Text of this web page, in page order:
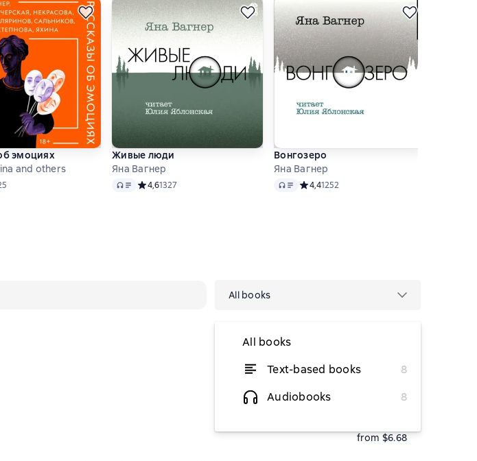
эмоциях
and others
рейтинг 4,6 на основе 25 оценок
Живые люди
Яна Вагнер
Audio Средний рейтинг 4,6 на основе 1327 оценок
4,61327
Вонгозеро
Яна Вагнер
Audio Средний рейтинг 4,4 на основе 1252
4,41252
All books
All books
Text-based books
8
Audiobooks
8
from $4
from $6.07
from $6.68